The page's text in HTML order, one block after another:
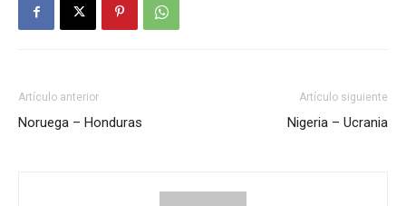
Artículo anterior
Noruega – Honduras
Artículo siguiente
Nigeria – Ucrania